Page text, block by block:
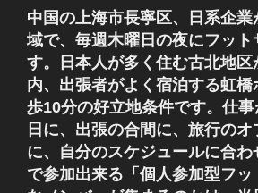
中国の上海市長寧区、日系企
域で、毎週木曜日の夜にフット
す。日本人が多く住む古北地区
内、出張者がよく宿泊する虹
歩10分の好立地条件です。仕
日に、出張の合間に、旅行の
に、自分のスケジュールに合わ
で参加出来る「個人参加型フ